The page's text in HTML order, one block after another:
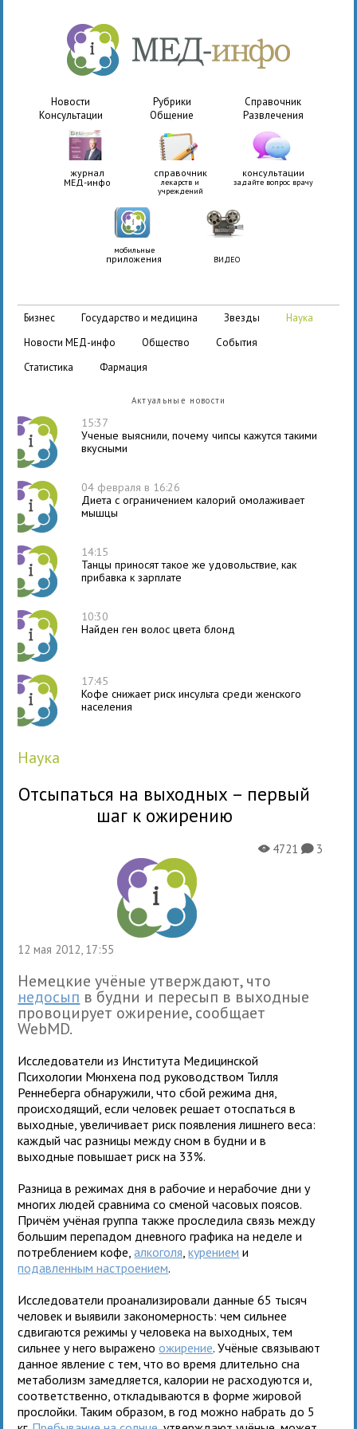
Новости Рубрики
Справочник
Консультации
Общение Развлечения
журнал
МЕД-инфо
справочник
лекарств и
учреждений
консультации
задайте вопрос врачу
мобильные
приложения ВИДЕО
бизнес государство и медицина звезды
наука
новости МЕД-инфо
общество
события
статистика
фармация
Актуальные новости
15:37
Ученые выяснили, почему чипсы кажутся такими
вкусными
04 февраля в 16:26
Диета с ограничением калорий омолаживает
мышцы
14:15
Танцы приносят такое же удовольствие, как
прибавка к зарплате
10:30
Найден ген волос цвета блонд
17:45
Кофе снижает риск инсульта среди женского
населения
наука
Отсыпаться на выходных – первый
шаг к ожирению
12 мая 2012, 17:55
X4721K3
Немецкие учёные утверждают, что
недосып в будни и пересып в выходные
провоцирует ожирение, сообщает
WebMD.
Исследователи из Института Медицинской
Психологии Мюнхена под руководством Тилля
Реннеберга обнаружили, что сбой режима дня,
происходящий, если человек решает отоспаться в
выходные, увеличивает риск появления лишнего веса:
каждый час разницы между сном в будни и в
выходные повышает риск на 33%.
Разница в режимах дня в рабочие и нерабочие дни у
многих людей сравнима со сменой часовых поясов.
Причём учёная группа также проследила связь между
большим перепадом дневного графика на неделе и
потреблением кофе,алкоголя ,курением и
подавленным настроением.
Исследователи проанализировали данные 65 тысяч
человек и выявили закономерность: чем сильнее
сдвигаются режимы у человека на выходных, тем
сильнее у него выраженоожирение. Учёные связывают
данное явление с тем, что во время длительно сна
метаболизм замедляется, калории не расходуются и,
соответственно, откладываются в форме жировой
прослойки. Таким образом, в год можно набрать до 5